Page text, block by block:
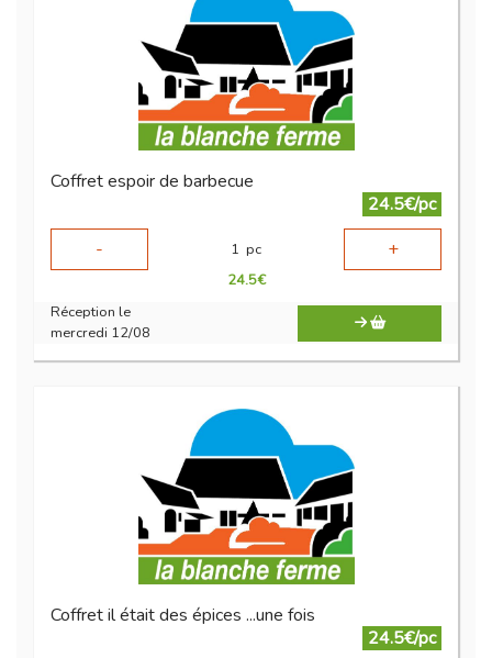
Coffret espoir de barbecue
24.5€/pc
-
1 pc +
24.5€
Réception le
mercredi 12/08
Coffret il était des épices ...une fois
24.5€/pc